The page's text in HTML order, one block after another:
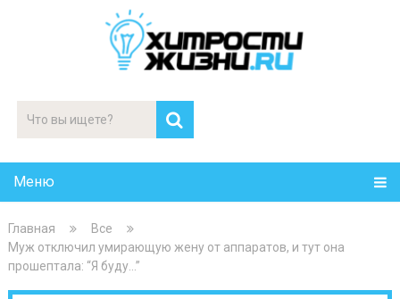
Меню
Главная
Все
Муж отключил умирающую жену от аппаратов, и тут она
прошептала: “Я буду…”